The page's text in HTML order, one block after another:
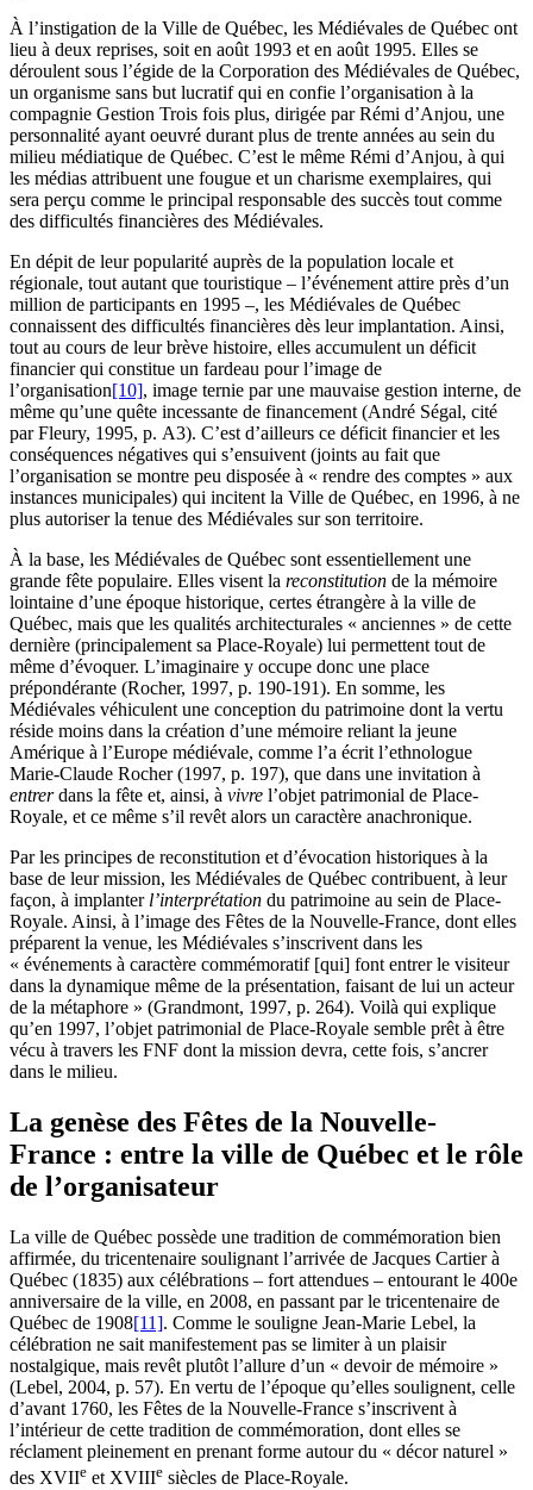
À l’instigation de la Ville de Québec, les Médiévales de Québec ont
lieu à deux reprises, soit en août 1993 et en août 1995. Elles se
déroulent sous l’égide de la Corporation des Médiévales de Québec,
un organisme sans but lucratif qui en confie l’organisation à la
compagnie Gestion Trois fois plus, dirigée par Rémi d’Anjou, une
personnalité ayant oeuvré durant plus de trente années au sein du
milieu médiatique de Québec. C’est le même Rémi d’Anjou, à qui
les médias attribuent une fougue et un charisme exemplaires, qui
sera perçu comme le principal responsable des succès tout comme
des difficultés financières des Médiévales.
En dépit de leur popularité auprès de la population locale et
régionale, tout autant que touristique – l’événement attire près d’un
million de participants en 1995 –, les Médiévales de Québec
connaissent des difficultés financières dès leur implantation. Ainsi,
tout au cours de leur brève histoire, elles accumulent un déficit
financier qui constitue un fardeau pour l’image de
l’organisation[10], image ternie par une mauvaise gestion interne, de
même qu’une quête incessante de financement (André Ségal, cité
parFleury, 1995, p. A3). C’est d’ailleurs ce déficit financier et les
conséquences négatives qui s’ensuivent (joints au fait que
l’organisation se montre peu disposée à « rendre des comptes » aux
instances municipales) qui incitent la Ville de Québec, en 1996, à ne
plus autoriser la tenue des Médiévales sur son territoire.
À la base, les Médiévales de Québec sont essentiellement une
grande fête populaire. Elles visent la reconstitution de la mémoire
lointaine d’une époque historique, certes étrangère à la ville de
Québec, mais que les qualités architecturales « anciennes » de cette
dernière (principalement sa Place-Royale) lui permettent tout de
même d’évoquer. L’imaginaire y occupe donc une place
prépondérante (Rocher, 1997, p. 190-191). En somme, les
Médiévales véhiculent une conception du patrimoine dont la vertu
réside moins dans la création d’une mémoire reliant la jeune
Amérique à l’Europe médiévale, comme l’a écrit l’ethnologue
Marie-Claude Rocher(1997, p. 197), que dans une invitation à
entrerdans la fête et, ainsi, à vivre l’objet patrimonial de Place-
Royale, et ce même s’il revêt alors un caractère anachronique.
Par les principes de reconstitution et d’évocation historiques à la
base de leur mission, les Médiévales de Québec contribuent, à leur
façon, à implanter l’interprétation du patrimoine au sein de Place-
Royale. Ainsi, à l’image des Fêtes de la Nouvelle-France, dont elles
préparent la venue, les Médiévales s’inscrivent dans les
« événements à caractère commémoratif [qui] font entrer le visiteur
dans la dynamique même de la présentation, faisant de lui un acteur
de la métaphore » (Grandmont, 1997, p. 264). Voilà qui explique
qu’en 1997, l’objet patrimonial de Place-Royale semble prêt à être
vécu à travers les FNF dont la mission devra, cette fois, s’ancrer
dans le milieu.
La genèse des Fêtes de la Nouvelle-
France : entre la ville de Québec et le rôle
de l’organisateur
La ville de Québec possède une tradition de commémoration bien
affirmée, du tricentenaire soulignant l’arrivée de Jacques Cartier à
Québec (1835) aux célébrations – fort attendues – entourant le 400e
anniversaire de la ville, en 2008, en passant par le tricentenaire de
Québec de 1908[11]. Comme le souligne Jean-Marie Lebel, la
célébration ne sait manifestement pas se limiter à un plaisir
nostalgique, mais revêt plutôt l’allure d’un « devoir de mémoire »
(Lebel, 2004, p. 57). En vertu de l’époque qu’elles soulignent, celle
d’avant 1760, les Fêtes de la Nouvelle-France s’inscrivent à
l’intérieur de cette tradition de commémoration, dont elles se
réclament pleinement en prenant forme autour du « décor naturel »
des XVIIe et XVIIIe siècles de Place-Royale.